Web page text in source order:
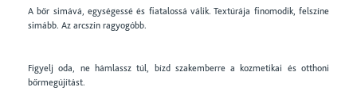
A bőr simává, egységessé és fiatalossá válik. Textúrája finomodik, felszíne
simább. Az arcszín ragyogóbb.
Figyelj oda, ne hámlassz túl, bízd szakemberre a kozmetikai és otthoni
bőrmegújítást.